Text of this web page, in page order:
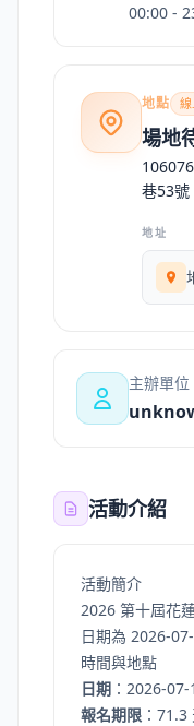
00:00 -
地點
場地
巷53號
地址
主辦單位
活動介紹
活動簡介
2026 第十屆花
日期為 2026-07-
時間與地點
日期 ：2026-
報名期限 ：71.3